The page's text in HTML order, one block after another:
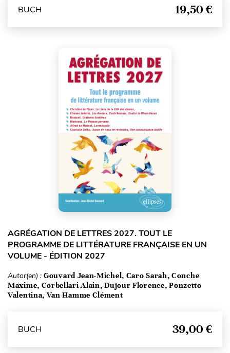
BUCH 19,50 €
AGRÉGATION DE LETTRES 2027. TOUT LE
PROGRAMME DE LITTÉRATURE FRANÇAISE EN UN
VOLUME - ÉDITION 2027
Autor(en) : Gouvard Jean-Michel, Caro Sarah, Conche
Maxime, Corbellari Alain, Dujour Florence, Ponzetto
Valentina, Van Hamme Clément
BUCH 39,00 €